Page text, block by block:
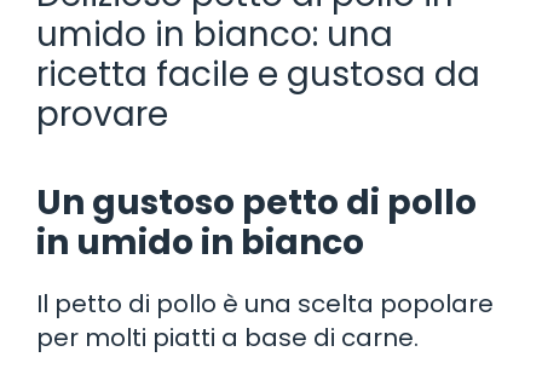
umido in bianco: una
ricetta facile e gustosa da
provare
Un gustoso petto di pollo
in umido in bianco
Il petto di pollo è una scelta popolare
per molti piatti a base di carne.